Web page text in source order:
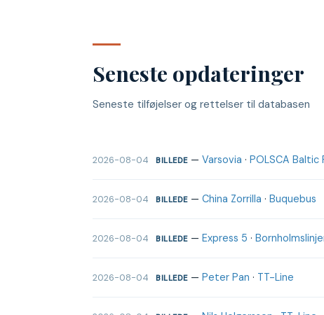
Seneste opdateringer
Seneste tilføjelser og rettelser til databasen
2026-08-04 BILLEDE— Varsovia · POLSCA Baltic
2026-08-04 BILLEDE— China Zorrilla · Buquebus
2026-08-04 BILLEDE— Express 5 ·
2026-08-04 BILLEDE— Peter Pan · TT-Line